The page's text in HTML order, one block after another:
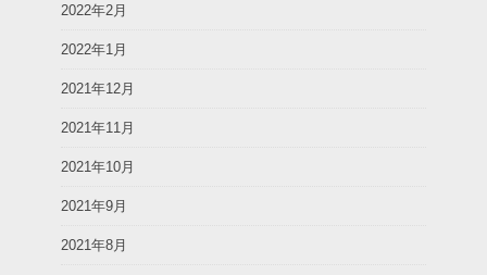
2022年2月
2022年1月
2021年12月
2021年11月
2021年10月
2021年9月
2021年8月